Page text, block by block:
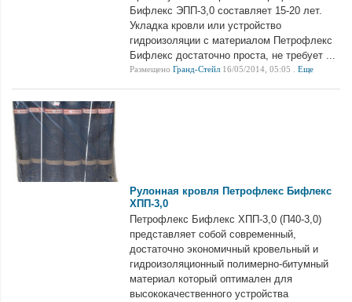
Бифлекс ЭПП-3,0 составляет 15-20 лет.
Укладка кровли или устройство
гидроизоляции с материалом Петрофлекс
Бифлекс достаточно проста, не требует ...
Размещено Гранд-Стейл 16/05/2014, 05:05 . Еще
Рулонная кровля Петрофлекс Бифлекс
ХПП-3,0
Петрофлекс Бифлекс ХПП-3,0 (П40-3,0)
представляет собой современный,
достаточно экономичный кровельный и
гидроизоляционный полимерно-битумный
материал который оптимален для
высококачественного устройства